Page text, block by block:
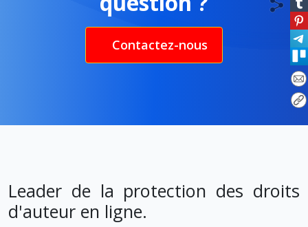
Contactez-nous
Leader de la protection des droits
d'auteur en ligne.